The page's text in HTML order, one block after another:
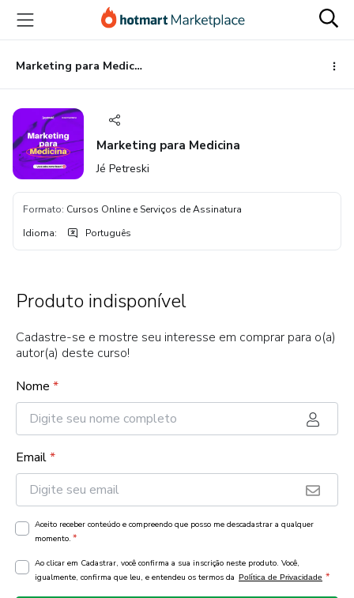
para
conteúdo
principal
para
pagamento
para
rodapé
Marketing para Medicina
Marketing para Medicina
Jé Petreski
Formato: Cursos Online e Serviços de Assinatura
Idioma: Português
Produto indisponível
Cadastre-se e mostre seu interesse em comprar para o(a)
autor(a) deste curso!
Nome *
Email*
Aceito receber conteúdo e compreendo que posso me descadastrar a qualquer
momento. *
Ao clicar em Cadastrar, você confirma a sua inscrição neste produto. Você,
igualmente, confirma que leu, e entendeu os termos da Política de Privacidade *